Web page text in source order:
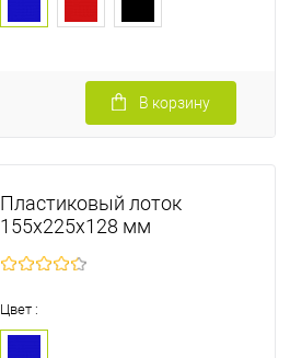
В корзину
Пластиковый лоток
155х225х128 мм
Цвет :